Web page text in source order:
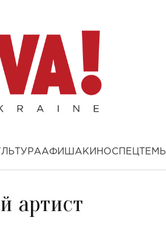
АФИША КИНОСПЕЦТЕМЫ
артист